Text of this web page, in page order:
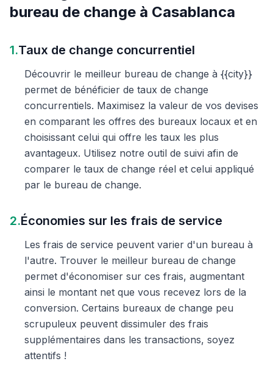
bureau de change à Casablanca
1.Taux de change concurrentiel
Découvrir le meilleur bureau de change à {{city}}
permet de bénéficier de taux de change
concurrentiels. Maximisez la valeur de vos devises
en comparant les offres des bureaux locaux et en
choisissant celui qui offre les taux les plus
avantageux. Utilisez notre outil de suivi afin de
comparer le taux de change réel et celui appliqué
par le bureau de change.
2.Économies sur les frais de service
Les frais de service peuvent varier d'un bureau à
l'autre. Trouver le meilleur bureau de change
permet d'économiser sur ces frais, augmentant
ainsi le montant net que vous recevez lors de la
conversion. Certains bureaux de change peu
scrupuleux peuvent dissimuler des frais
supplémentaires dans les transactions, soyez
attentifs !